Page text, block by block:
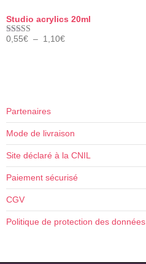
Studio acrylics 20ml
Note5.00
0,55€ – 1,10€Plage
Partenaires
Mode de livraison
Site déclaré à la CNIL
Paiement sécurisé
CGV
Politique de protection des données